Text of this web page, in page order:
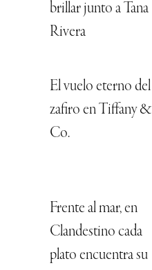
brillar junto a Tana
Rivera
El vuelo eterno del
zafiro en Tiffany &
Co.
Frente al mar, en
Clandestino cada
plato encuentra su